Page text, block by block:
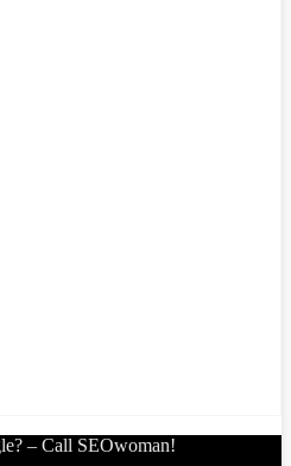
– Call SEOwoman!